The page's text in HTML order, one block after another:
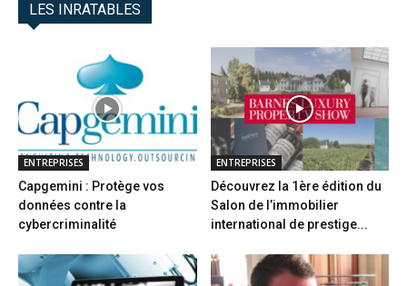
LES INRATABLES
ENTREPRISES
Capgemini : Protège vos
données contre la
cybercriminalité
ENTREPRISES
Découvrez la 1ère édition du
Salon de l’immobilier
international de prestige...